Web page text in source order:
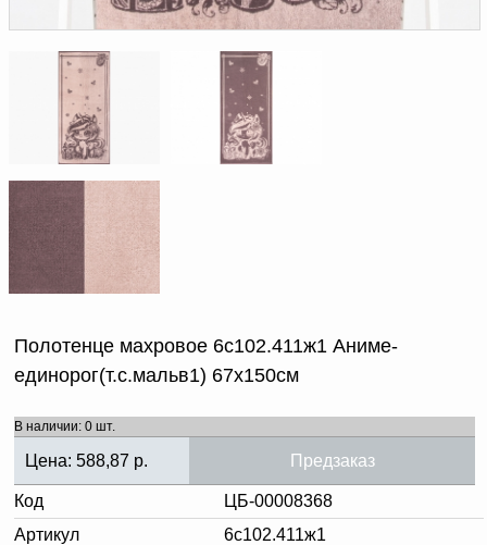
Полотенце махровое 6с102.411ж1 Аниме-
единорог(т.с.мальв1) 67х150см
В наличии: 0 шт.
Цена: 588,87 р. Предзаказ
Код
ЦБ-00008368
Артикул
6с102.411ж1
в